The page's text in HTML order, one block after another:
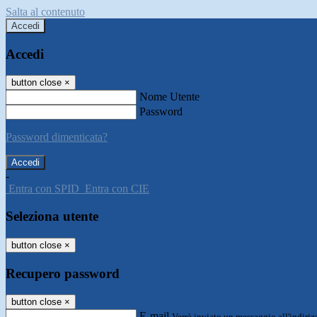
Salta al contenuto
Accedi
Accedi
button close ×
Nome Utente
Password
Password dimenticata?
-
Entra con SPID Entra con CIE
Seleziona utente
button close ×
Recupero password
button close ×